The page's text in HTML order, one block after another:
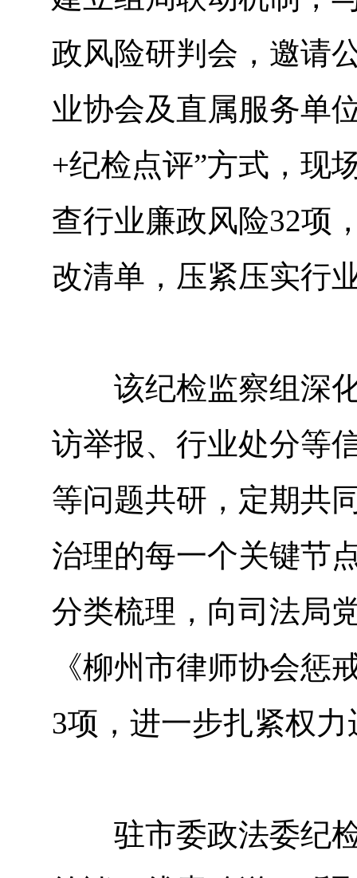
政风险研判会，邀请
业协会及直属服务单
+纪检点评”方式，现
查行业廉政风险32项
改清单，压紧压实行
该纪检监察组深化
访举报、行业处分等
等问题共研，定期共
治理的每一个关键节
分类梳理，向司法局
《柳州市律师协会惩
3项，进一步扎紧权
驻市委政法委纪检